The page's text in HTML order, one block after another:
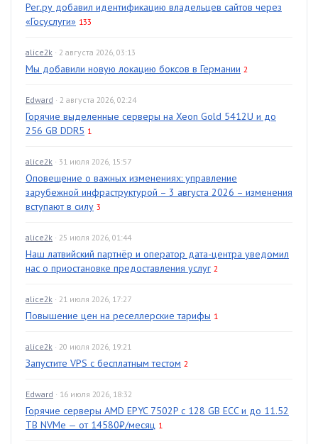
Рег.ру добавил идентификацию владельцев сайтов через
«Госуслуги» 133
alice2k · 2 августа 2026, 03:13
Мы добавили новую локацию боксов в Германии 2
Edward · 2 августа 2026, 02:24
Горячие выделенные серверы на Xeon Gold 5412U и до
256 GB DDR5 1
alice2k · 31 июля 2026, 15:57
Оповещение о важных изменениях: управление
зарубежной инфраструктурой – 3 августа 2026 – изменения
вступают в силу 3
alice2k · 25 июля 2026, 01:44
Наш латвийский партнёр и оператор дата-центра уведомил
нас о приостановке предоставления услуг 2
alice2k · 21 июля 2026, 17:27
Повышение цен на реселлерские тарифы 1
alice2k · 20 июля 2026, 19:21
Запустите VPS с бесплатным тестом 2
Edward · 16 июля 2026, 18:32
Горячие серверы AMD EPYC 7502P с 128 GB ECC и до 11.52
TB NVMe — от 14580₽/месяц 1